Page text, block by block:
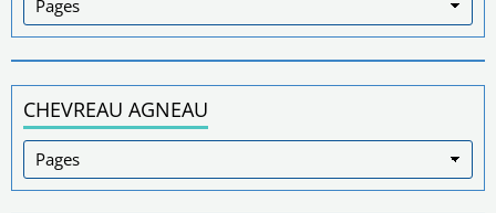
CHEVREAU AGNEAU